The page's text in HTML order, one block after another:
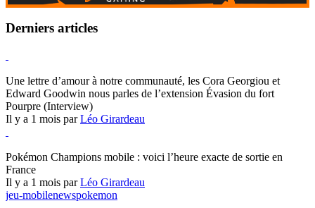
Derniers articles
Une lettre d’amour à notre communauté, les Cora Georgiou et
Edward Goodwin nous parles de l’extension Évasion du fort
Pourpre (Interview)
Il y a 1 mois parLéo Girardeau
Pokémon Champions mobile : voici l’heure exacte de sortie en
France
Il y a 1 mois parLéo Girardeau
jeu-mobilenewspokemon